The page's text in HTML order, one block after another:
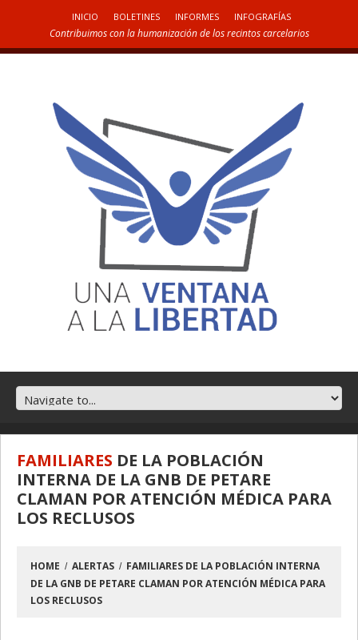
INICIO BOLETINES INFORMES INFOGRAFÍAS
Contribuimos con la humanización de los recintos carcelarios
FAMILIARES DE LA POBLACIÓN
INTERNA DE LA GNB DE PETARE
CLAMAN POR ATENCIÓN MÉDICA PARA
LOS RECLUSOS
HOME ALERTAS
FAMILIARES DE LA POBLACIÓN INTERNA
DE LA GNB DE PETARE CLAMAN POR ATENCIÓN MÉDICA PARA
LOS RECLUSOS